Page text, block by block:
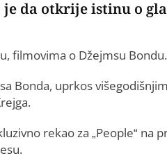
da otkrije istinu o
filmovima o Džejmsu Bondu.
Bonda, uprkos
rekao za „People“ na